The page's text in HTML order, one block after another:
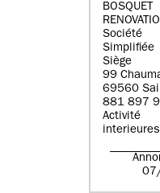
Simplifiée
99
69560
881 897
Activité
interieures